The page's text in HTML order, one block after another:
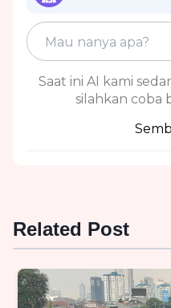
Saat ini AI kami
silahkan coba
Related Post